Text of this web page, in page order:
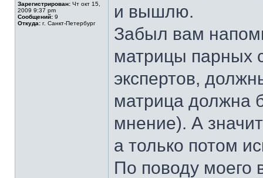
Зарегистрирован: Чт окт 15,
2009 9:37 pm
Сообщений: 9
Откуда: г. Санкт-Петербург
и вышлю.
Забыл вам
матрицы парных
экспертов,
матрица должна
мнение). А
а только потом
По поводу моего